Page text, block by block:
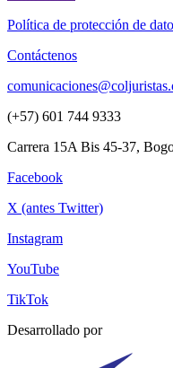
Política de protección de
Contáctenos
(+57) 601 744 9333
Carrera 15A Bis 45-37,
Facebook
X (antes Twitter)
Instagram
YouTube
TikTok
Desarrollado por